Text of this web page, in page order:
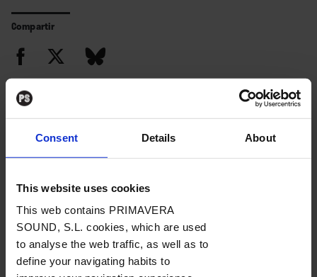
Consent Details About
This website uses cookies
This web contains PRIMAVERA
SOUND, S.L. cookies, which are used
to analyse the web traffic, as well as to
define your navigating habits to
jazz junto a líderes como Bill Frisell, Charlie
Haden o Marc Ribot, aunque protagonizó
colaboraciones con Stevie Wonder, David
Bowie, Bonnie Raitt o Chaka Khan. Descanse
en paz…
Compartir
Lo último
La semana
vista por... José
Manuel Caturla: